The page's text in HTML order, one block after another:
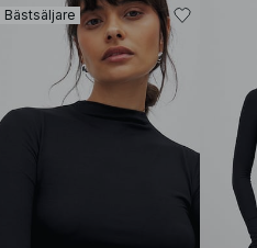
Bästsäljare